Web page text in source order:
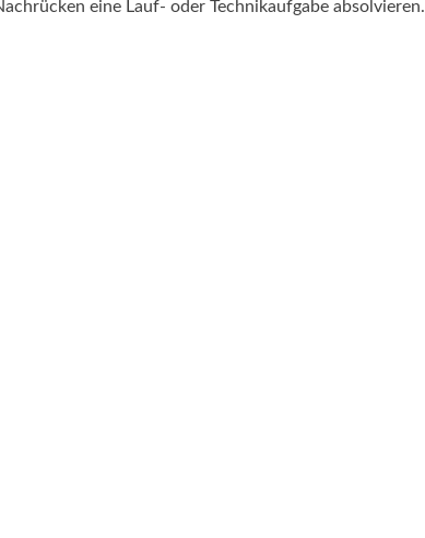
eine Lauf- oder Technikaufgabe absolvieren.